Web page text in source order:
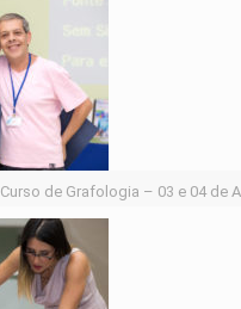
Curso de Grafologia – 03 e 04 de